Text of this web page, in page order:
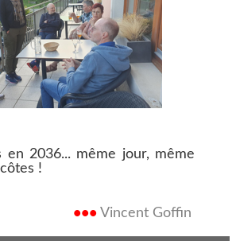
en 2036... même jour, même
!
••• Vincent Goffin